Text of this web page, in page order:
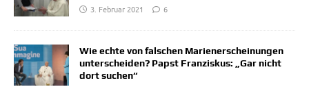
3. Februar 2021
6
Wie echte von falschen Marienerscheinungen
unterscheiden? Papst Franziskus: „Gar nicht
dort suchen“